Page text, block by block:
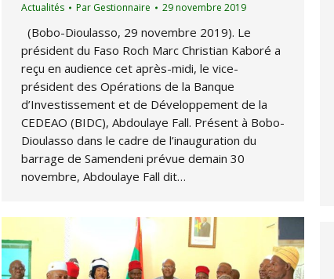
Actualités Par Gestionnaire 29 novembre 2019
(Bobo-Dioulasso, 29 novembre 2019). Le
président du Faso Roch Marc Christian Kaboré a
reçu en audience cet après-midi, le vice-
président des Opérations de la Banque
d’Investissement et de Développement de la
CEDEAO (BIDC), Abdoulaye Fall. Présent à Bobo-
Dioulasso dans le cadre de l’inauguration du
barrage de Samendeni prévue demain 30
novembre, Abdoulaye Fall dit…